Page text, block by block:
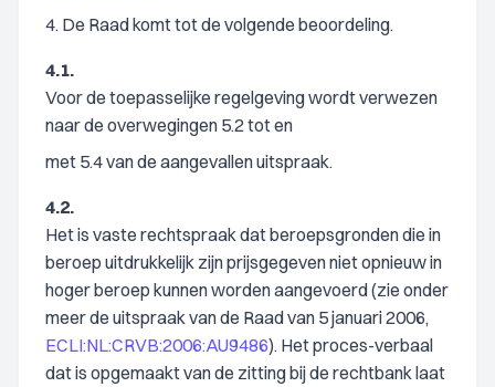
4. De Raad komt tot de volgende beoordeling.
4.1.
Voor de toepasselijke regelgeving wordt verwezen
naar de overwegingen 5.2 tot en
met 5.4 van de aangevallen uitspraak.
4.2.
Het is vaste rechtspraak dat beroepsgronden die in
beroep uitdrukkelijk zijn prijsgegeven niet opnieuw in
hoger beroep kunnen worden aangevoerd (zie onder
meer de uitspraak van de Raad van 5 januari 2006,
ECLI:NL:CRVB:2006:AU9486). Het proces-verbaal
dat is opgemaakt van de zitting bij de rechtbank laat